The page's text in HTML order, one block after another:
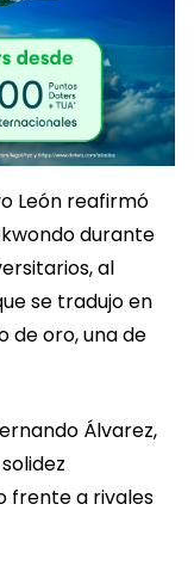
León reafirmó
durante
al
se tradujo en
de oro, una de
Álvarez,
frente a rivales